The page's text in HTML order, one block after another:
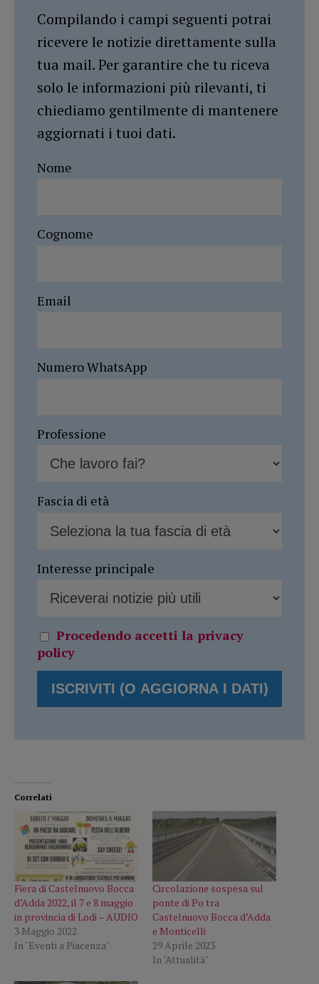
Compilando i campi seguenti potrai
ricevere le notizie direttamente sulla
tua mail. Per garantire che tu riceva
solo le informazioni più rilevanti, ti
chiediamo gentilmente di mantenere
aggiornati i tuoi dati.
Nome
Cognome
Email
Numero WhatsApp
Professione
Fascia di età
Interesse principale
Procedendo accetti la privacy
policy
Correlati
Fiera di Castelnuovo Bocca
d’Adda 2022, il 7 e 8 maggio
in provincia di Lodi – AUDIO
3 Maggio 2022
In "Eventi a Piacenza"
Circolazione sospesa sul
ponte di Po tra
Castelnuovo Bocca d’Adda
e Monticelli
29 Aprile 2023
In "Attualità"